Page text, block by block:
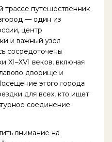
путешественник
— один из
центр
и важный узел
сосредоточены
XI–XVI веков, включая
дворище и
этого города
для всех, кто ищет
соединение
внимание на